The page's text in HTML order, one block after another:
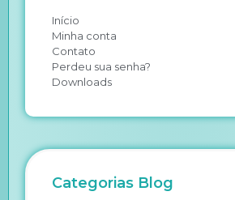
Início
Minha conta
Contato
Perdeu sua senha?
Downloads
Categorias Blog